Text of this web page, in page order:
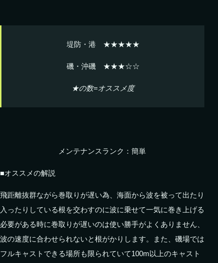
堤防・港 ★★★★★
磯・沖磯 ★★★☆☆
★の数=オススメ度
メンテナンスランク：簡単
■オススメの解説
飛距離抜群ながら巻取りが遅い為、海面から波を被って出たり
入ったりしている根を交わすのに波に乗せて一気に巻き上げる
必要がある時に巻取りが遅いのは使い勝手がよくありません、
波の速度に合わせられないと根がかりします。また、磯場では
フルキャストできる場所も限られていて100m以上のキャスト